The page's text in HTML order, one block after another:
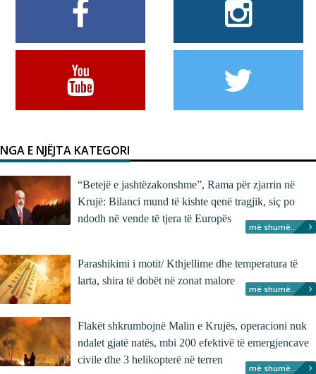
NGA E NJËJTA KATEGORI
“Betejë e jashtëzakonshme”, Rama për zjarrin në
Krujë: Bilanci mund të kishte qenë tragjik, siç po
ndodh në vende të tjera të Europës
më shumë...
Parashikimi i motit/ Kthjellime dhe temperatura të
larta, shira të dobët në zonat malore
më shumë...
Flakët shkrumbojnë Malin e Krujës, operacioni nuk
ndalet gjatë natës, mbi 200 efektivë të emergjencave
civile dhe 3 helikopterë në terren
më shumë...